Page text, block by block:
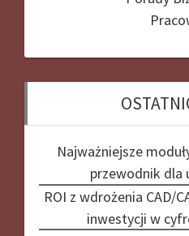
Najważniejsze
przewodnik
ROI z wdrożenia CAD/
inwestycji w